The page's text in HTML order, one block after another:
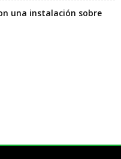
una instalación sobre